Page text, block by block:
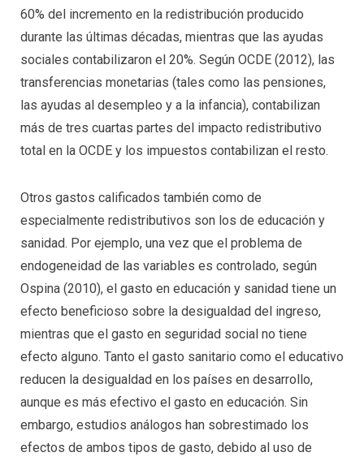
60% del incremento en la redistribución producido
durante las últimas décadas, mientras que las ayudas
sociales contabilizaron el 20%. Según OCDE (2012), las
transferencias monetarias (tales como las pensiones,
las ayudas al desempleo y a la infancia), contabilizan
más de tres cuartas partes del impacto redistributivo
total en la OCDE y los impuestos contabilizan el resto.
Otros gastos calificados también como de
especialmente redistributivos son los de educación y
sanidad. Por ejemplo, una vez que el problema de
endogeneidad de las variables es controlado, según
Ospina (2010), el gasto en educación y sanidad tiene un
efecto beneficioso sobre la desigualdad del ingreso,
mientras que el gasto en seguridad social no tiene
efecto alguno. Tanto el gasto sanitario como el educativo
reducen la desigualdad en los países en desarrollo,
aunque es más efectivo el gasto en educación. Sin
embargo, estudios análogos han sobrestimado los
efectos de ambos tipos de gasto, debido al uso de